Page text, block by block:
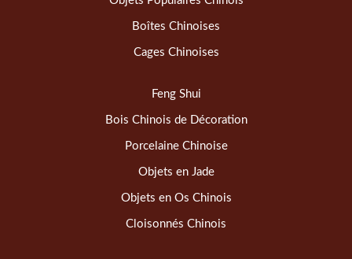
Boîtes Chinoises
Cages Chinoises
Feng Shui
Bois Chinois de Décoration
Porcelaine Chinoise
Objets en Jade
Objets en Os Chinois
Cloisonnés Chinois